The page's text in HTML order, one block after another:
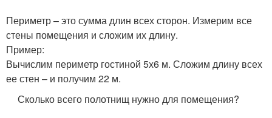
Периметр – это сумма длин всех сторон. Измерим все
стены помещения и сложим их длину.
Пример:
Вычислим периметр гостиной 5х6 м. Сложим длину всех
ее стен – и получим 22 м.
Сколько всего полотнищ нужно для помещения?